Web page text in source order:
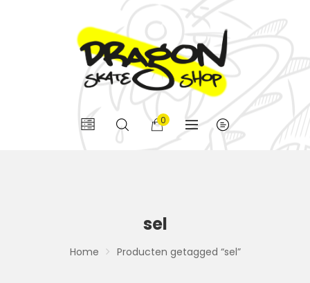
0
sel
Home Producten getagged “sel”